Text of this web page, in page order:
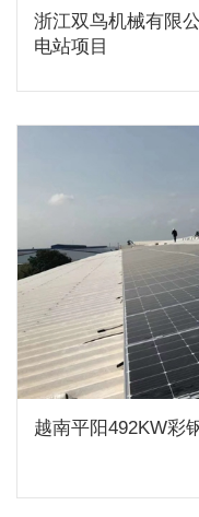
浙江双鸟机械有限
电站项目
越南平阳492KW彩